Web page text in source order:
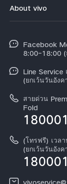
X300
Y31 5G
ศูนย์บริการ
Funtouch OS
สอบถามเกี่ยวกับรา
การตรวจยืนยันหม
คำแนะนำเกี่ยวกับ
ดาวน์โหลด LUTs
About vivo
ข้อมูลข่าว
สมัครงานที่ vivo
ข้อกฏหมาย
เกี่ยวกับเรา
ศูนย์ความเป็นส่วน
ความยั่งยืน
Facebook
8:00-18:00 (
Line Service
(ยกเว้นวันอัง
สายด่วน
Fold
(โทรฟรี) เวล
(ยกเว้นวันอัง